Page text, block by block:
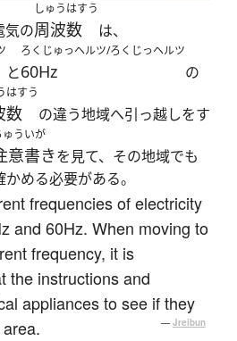
気の
しゅうはすう
周波数 は、
と
ろくじゅっヘルツ/ろくじっヘルツ
60Hz の
はすう
数 の違う地域へ引っ越しをす
ゅういが
意書きを見て、その地域でも
める必要がある。
frequencies of electricity
and 60Hz. When moving to
frequency, it is
the instructions and
appliances to see if they
— Jreibun